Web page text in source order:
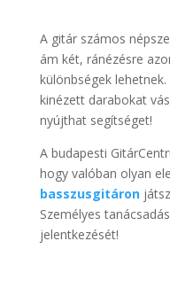
A gitár számos
ám két, ránézésre
különbségek
kinézett darabokat
nyújthat segítséget!
A budapesti
hogy valóban olyan
basszusgitáron
Személyes
jelentkezését!